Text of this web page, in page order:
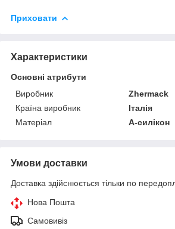
Приховати
Характеристики
Основні атрибути
Виробник
Zhermack
Країна виробник
Італія
Матеріал
А-силікон
Умови доставки
Доставка здійснюється тільки по
Нова Пошта
Самовивіз